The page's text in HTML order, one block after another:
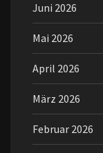
Juni 2026
Mai 2026
April 2026
März 2026
Februar 2026